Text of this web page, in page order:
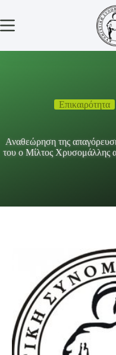
περιεχόμενο
Επικαιρότητα
Αναθεώρηση της
του ο Μίλτος Χρυσομάλλης